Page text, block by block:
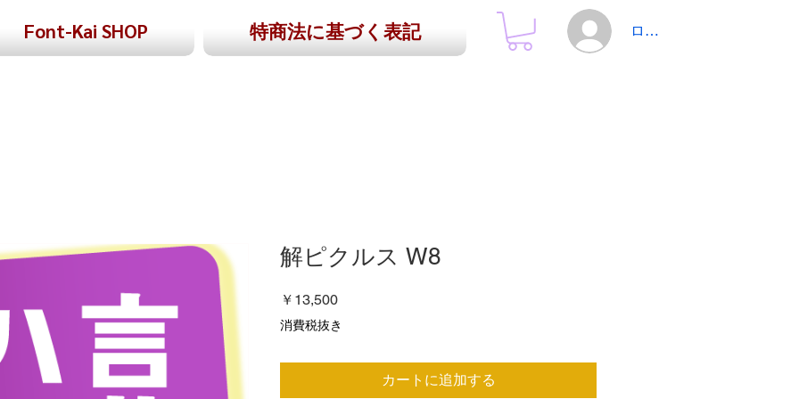
Font-Kai SHOP 特商法に基づく表記 ログイン
解ピクルス W8
￥13,500価
格
消費税抜き
カートに追加する